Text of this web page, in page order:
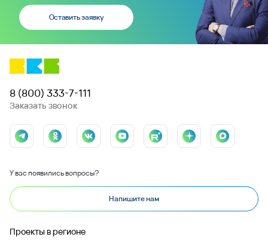
Оставить заявку
8 (800) 333-7-111
Заказать звонок
У вас появились вопросы?
Напишите нам
Проекты в регионе